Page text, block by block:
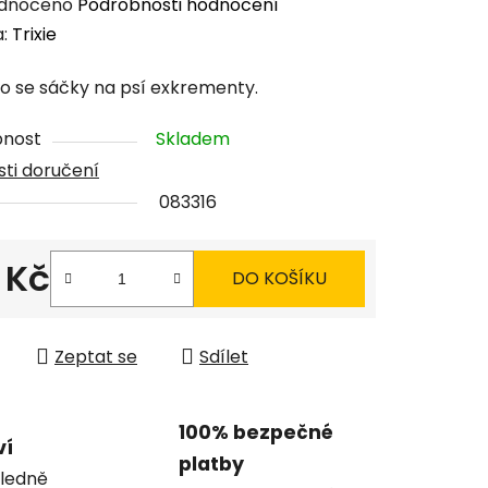
Trixie
se sáčky na psí exkrementy.
Skladem
doručení
083316
cena:
DO KOŠÍKU
Zeptat se Sdílet
100% bezpečné
platby